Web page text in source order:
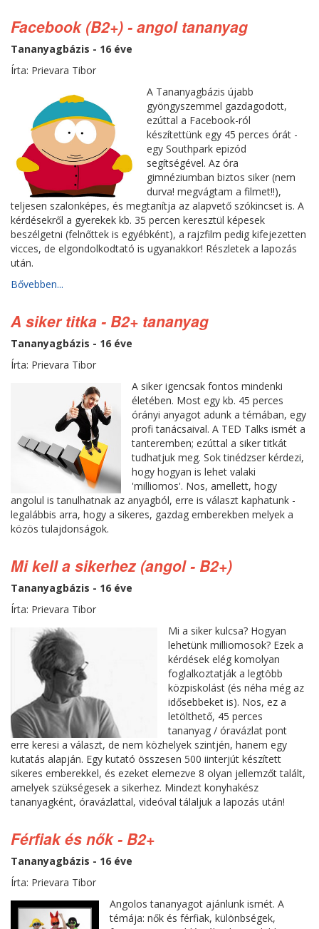
Facebook (B2+) - angol tananyag
Tananyagbázis - 16 éve
Írta: Prievara Tibor
A Tananyagbázis újabb
gyöngyszemmel gazdagodott,
ezúttal a Facebook-ról
készítettünk egy 45 perces órát -
egy Southpark epizód
segítségével. Az óra
gimnéziumban biztos siker (nem
durva! megvágtam a filmet!!),
teljesen szalonképes, és megtanítja az alapvető szókincset is. A
kérdésekről a gyerekek kb. 35 percen keresztül képesek
beszélgetni (felnőttek is egyébként), a rajzfilm pedig kifejezetten
vicces, de elgondolkodtató is ugyanakkor! Részletek a lapozás
után.
Bővebben...
A siker titka - B2+ tananyag
Tananyagbázis - 16 éve
Írta: Prievara Tibor
A siker igencsak fontos mindenki
életében. Most egy kb. 45 perces
órányi anyagot adunk a témában, egy
profi tanácsaival. A TED Talks ismét a
tanteremben; ezúttal a siker titkát
tudhatjuk meg. Sok tinédzser kérdezi,
hogy hogyan is lehet valaki
'milliomos'. Nos, amellett, hogy
angolul is tanulhatnak az anyagból, erre is választ kaphatunk -
legalábbis arra, hogy a sikeres, gazdag emberekben melyek a
közös tulajdonságok.
Mi kell a sikerhez (angol - B2+)
Tananyagbázis - 16 éve
Írta: Prievara Tibor
Mi a siker kulcsa? Hogyan
lehetünk milliomosok? Ezek a
kérdések elég komolyan
foglalkoztatják a legtöbb
közpiskolást (és néha még az
idősebbeket is). Nos, ez a
letölthető, 45 perces
tananyag / óravázlat pont
erre keresi a választ, de nem közhelyek szintjén, hanem egy
kutatás alapján. Egy kutató összesen 500 iinterjút készített
sikeres emberekkel, és ezeket elemezve 8 olyan jellemzőt talált,
amelyek szükségesek a sikerhez. Mindezt konyhakész
tananyagként, óravázlattal, videóval tálaljuk a lapozás után!
Férfiak és nők - B2+
Tananyagbázis - 16 éve
Írta: Prievara Tibor
Angolos tananyagot ajánlunk ismét. A
témája: nők és férfiak, különbségek,